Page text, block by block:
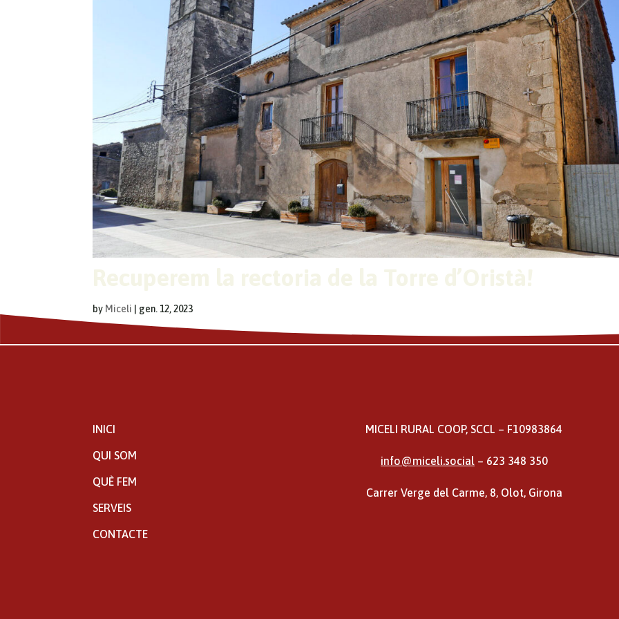
Recuperem la rectoria de la Torre d’Oristà!
by Miceli gen. 12, 2023
INICI
QUI SOM
QUÈ FEM
SERVEIS
CONTACTE
MICELI RURAL COOP, SCCL – F10983864
info@miceli.social– 623 348 350
Carrer Verge del Carme, 8, Olot, Girona